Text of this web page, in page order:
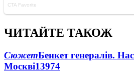
ЧИТАЙТЕ ТАКОЖ
СюжетБенкет генералів.
Москві13974